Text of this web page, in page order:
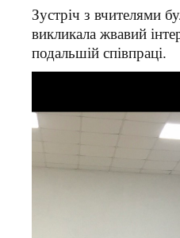
Зустріч з вчителями
викликала жвавий
подальшій співпраці.